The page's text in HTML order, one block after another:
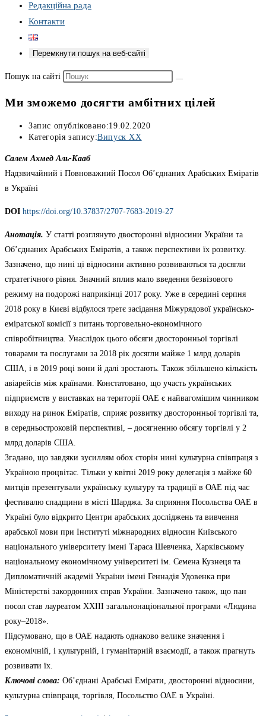
Редакційна рада
Контакти
Перемкнути пошук на веб-сайті
Пошук на сайті
Ми зможемо досягти амбітних цілей
Запис опубліковано:19.02.2020
Категорія запису:Випуск XX
Салем Ахмед Аль-Кааб
Надзвичайний і Повноважний Посол Об’єднаних Арабських Еміратів
в Україні
DOI https://doi.org/10.37837/2707-7683-2019-27
Анотація. У статті розглянуто двосторонні відносини України та
Об’єднаних Арабських Еміратів, а також перспективи їх розвитку.
Зазначено, що нині ці відносини активно розвиваються та досягли
стратегічного рівня. Значний вплив мало введення безвізового
режиму на подорожі наприкінці 2017 року. Уже в середині серпня
2018 року в Києві відбулося третє засідання Міжурядової українсько-
еміратської комісії з питань торговельно-економічного
співробітництва. Унаслідок цього обсяги двосторонньої торгівлі
товарами та послугами за 2018 рік досягли майже 1 млрд доларів
США, і в 2019 році вони й далі зростають. Також збільшено кількість
авіарейсів між країнами. Констатовано, що участь українських
підприємств у виставках на території ОАЕ є найвагомішим чинником
виходу на ринок Еміратів, сприяє розвитку двосторонньої торгівлі та,
в середньостроковій перспективі, – досягненню обсягу торгівлі у 2
млрд доларів США.
Згадано, що завдяки зусиллям обох сторін нині культурна співпраця з
Україною процвітає. Тільки у квітні 2019 року делегація з майже 60
митців презентували українську культуру та традиції в ОАЕ під час
фестивалю спадщини в місті Шарджа. За сприяння Посольства ОАЕ в
Україні було відкрито Центри арабських досліджень та вивчення
арабської мови при Інституті міжнародних відносин Київського
національного університету імені Тараса Шевченка, Харківському
національному економічному університеті ім. Семена Кузнеця та
Дипломатичній академії України імені Геннадія Удовенка при
Міністерстві закордонних справ України. Зазначено також, що пан
посол став лауреатом ХХІІІ загальнонаціональної програми «Людина
року–2018».
Підсумовано, що в ОАЕ надають однаково велике значення і
економічній, і культурній, і гуманітарній взаємодії, а також прагнуть
розвивати їх.
Ключові слова: Об’єднані Арабські Емірати, двосторонні відносини,
культурна співпраця, торгівля, Посольство ОАЕ в Україні.